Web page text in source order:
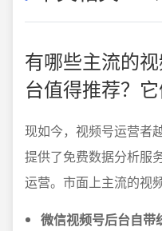
有哪些主流的
台值得推荐？
现如今，视频号运营者
提供了免费数据分析服
运营。市面上主流的视
微信视频号后台自带